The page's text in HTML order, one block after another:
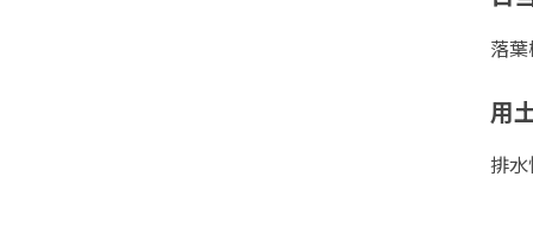
落葉
用
排水